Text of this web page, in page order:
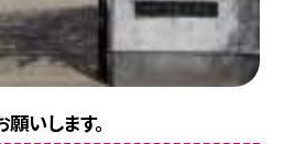
いします。